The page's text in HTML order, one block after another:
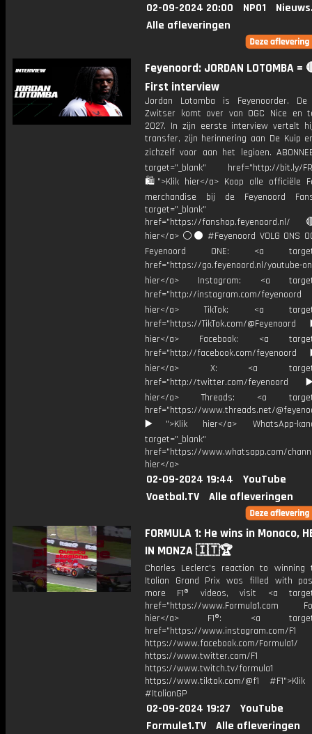
02-09-2024 20:00 NPO1
Alle afleveringen
Feyenoord: JORDAN LOTOMBA =
First interview
Jordan Lotomba is Feyenoorder. De
Zwitser komt over van OGC Nice en
2027. In zijn eerste interview vertelt
transfer, zijn herinnering aan De Kuip
zichzelf voor aan het legioen.
target="_blank" href="http://bit.ly/
🛍">Klik hier</a> Koop alle officiële
merchandise bij de Feyenoord
target="_blank"
href="https://
hier</a> ⚪️⚫ #Feyenoord VOLG ONS
Feyenoord ONE: <a
href="https://go.feyenoord.nl/youtube-
hier</a> Instagram: <a
href="http://instagram.com/
hier</a> TikTok: <a
href="https://TikTok.com/
hier</a> Facebook: <a
href="http://facebook.com/
hier</a> X: <a
href="http://twitter.com/
hier</a> Threads: <a
href="https://www.threads.net/
▶️">Klik hier</a> WhatsApp-
target="_blank"
href="https://www.whatsapp.com/
hier</a>
02-09-2024 19:44
YouTube
Voetbal.TV
Alle afleveringen
FORMULA 1: He wins in Monaco,
IN MONZA 🇮🇹🏆
Charles Leclerc's reaction to winning
Italian Grand Prix was filled with
more F1® videos, visit <a
href="https://www.Formula1.com
hier</a> F1®: <a
href="https://www.instagram.com/F1
https://www.facebook.com/Formula1/
https://www.twitter.com/F1
https://www.twitch.tv/formula1
https://www.tiktok.com/@f1
#ItalianGP
02-09-2024 19:27
YouTube
Formule1.TV
Alle afleveringen